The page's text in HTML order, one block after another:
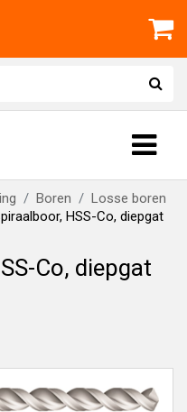
Boren
Losse boren
HSS-Co, diepgat
Co, diepgat